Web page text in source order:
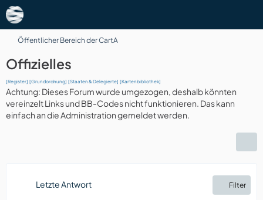
Öffentlicher Bereich der CartA
Offizielles
[Register] [Grundordnung] [Staaten & Delegierte] [Kartenbibliothek]
Achtung: Dieses Forum wurde umgezogen, deshalb könnten
vereinzelt Links und BB-Codes nicht funktionieren. Das kann
einfach an die Administration gemeldet werden.
Letzte Antwort Filter